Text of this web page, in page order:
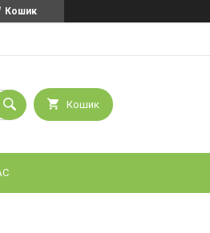
Кошик
Кошик